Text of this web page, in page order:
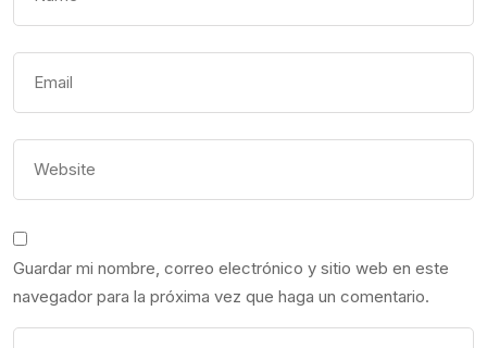
Guardar mi nombre, correo electrónico y sitio web en este
navegador para la próxima vez que haga un comentario.